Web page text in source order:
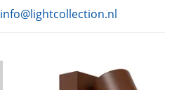
info@lightcollection.nl